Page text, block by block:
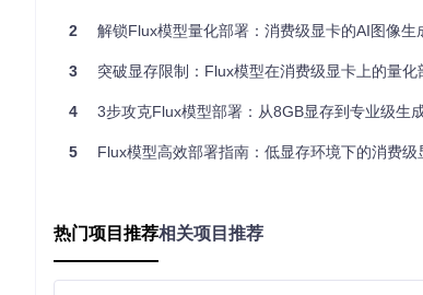
gpu_weight_ratio ：控制GPU/CPU内存分配比
swap_method：内存交换策略（"async"异步模
quant_level：量化等级（Q4_0/Q5_1/Q8_0，
context_window：推理上下文窗口（影响长文本
知识点卡片：NF4量化就像智能压缩文件——通过分
2 解锁Flux模型量化部署：消费级显卡的AI图像生
3 突破显存限制：Flux模型在消费级显卡上的量化
4 3步攻克Flux模型部署：从8GB显存到专业级生
5 Flux模型高效部署指南：低显存环境下的消费级
热门项目推荐相关项目推荐